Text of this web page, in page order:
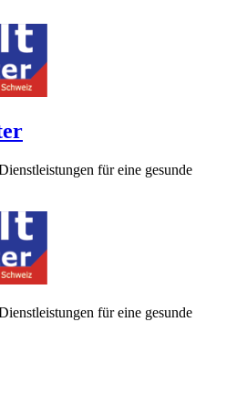
für eine gesunde
für eine gesunde